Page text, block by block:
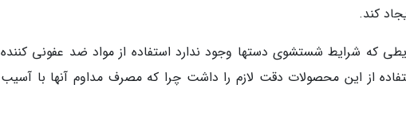
کند.
که شرایط شستشوی دستها وجود ندارد استفاده از مواد ضد عفونی کننده
از این محصولات دقت لازم را داشت چرا که مصرف مداوم آنها با آسیب